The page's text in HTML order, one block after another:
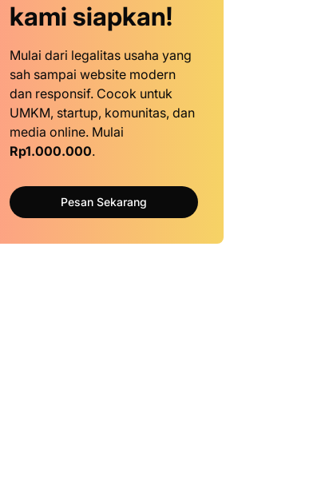
kami siapkan!
Mulai dari legalitas usaha yang
sah sampai website modern
dan responsif. Cocok untuk
UMKM, startup, komunitas, dan
media online. Mulai
Rp1.000.000.
Pesan Sekarang